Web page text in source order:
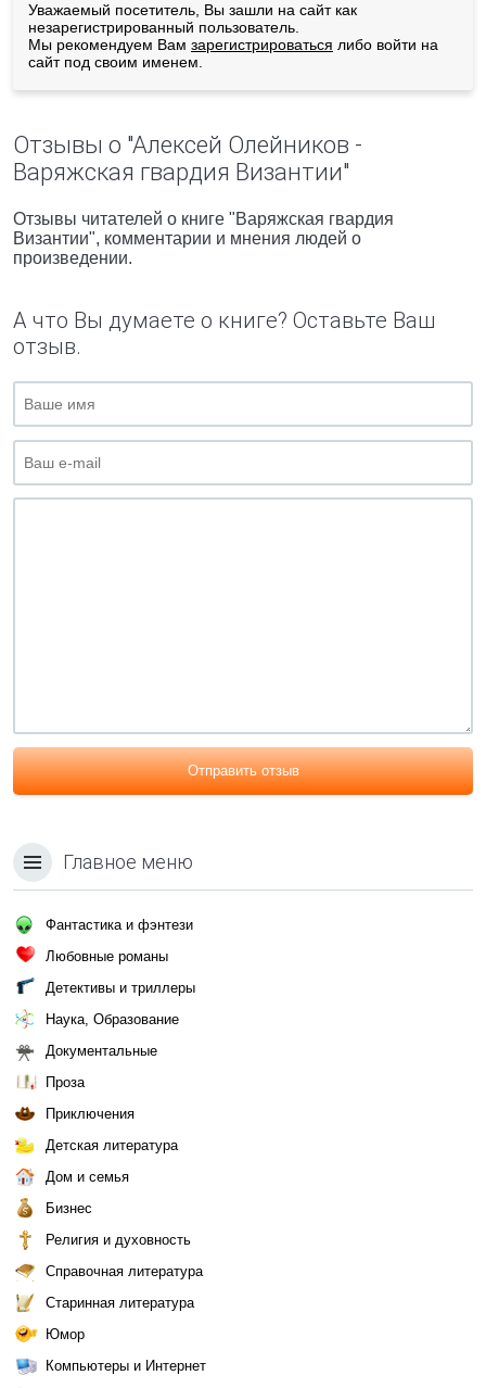
Уважаемый посетитель, Вы зашли на сайт как
незарегистрированный пользователь.
Мы рекомендуем Вам зарегистрироваться либо войти на
сайт под своим именем.
Отзывы о "Алексей Олейников -
Варяжская гвардия Византии"
Отзывы читателей о книге "Варяжская гвардия
Византии", комментарии и мнения людей о
произведении.
А что Вы думаете о книге? Оставьте Ваш
отзыв.
Отправить отзыв
Главное меню
Фантастика и фэнтези
Любовные романы
Детективы и триллеры
Наука, Образование
Документальные
Проза
Приключения
Детская литература
Дом и семья
Бизнес
Религия и духовность
Справочная литература
Старинная литература
Юмор
Компьютеры и Интернет